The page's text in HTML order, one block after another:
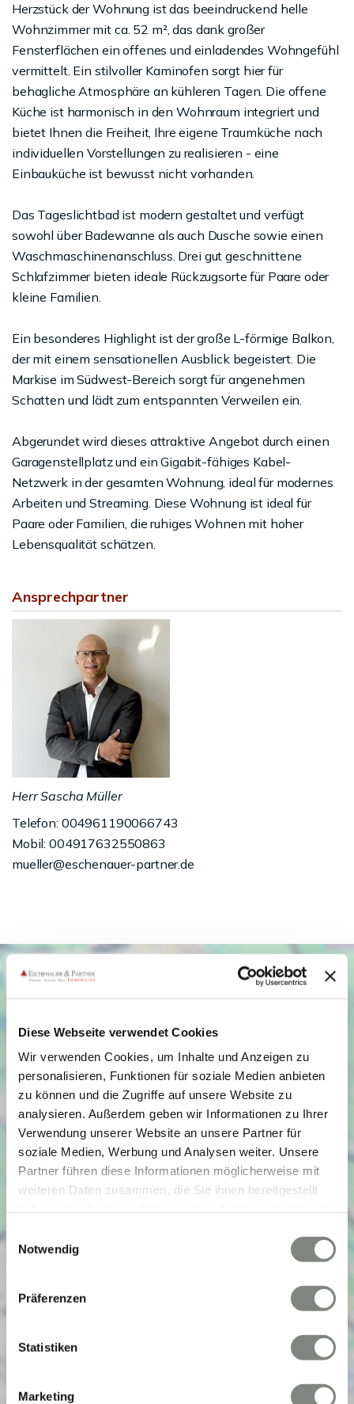
Diese Webseite verwendet Cookies
Wir verwenden Cookies, um Inhalte und Anzeigen zu
personalisieren, Funktionen für soziale Medien anbieten
zu können und die Zugriffe auf unsere Website zu
analysieren. Außerdem geben wir Informationen zu Ihrer
Verwendung unserer Website an unsere Partner für
soziale Medien, Werbung und Analysen weiter. Unsere
Partner führen diese Informationen möglicherweise mit
weiteren Daten zusammen, die Sie ihnen bereitgestellt
Cookies, wenn Sie unsere Webseite weiterhin nutzen.
Einwilligungsauswahl
Notwendig
Präferenzen
Statistiken
Marketing
Herzstück der Wohnung ist das beeindruckend helle
Wohnzimmer mit ca. 52 m², das dank großer
Fensterflächen ein offenes und einladendes Wohngefühl
vermittelt. Ein stilvoller Kaminofen sorgt hier für
behagliche Atmosphäre an kühleren Tagen. Die offene
Küche ist harmonisch in den Wohnraum integriert und
bietet Ihnen die Freiheit, Ihre eigene Traumküche nach
individuellen Vorstellungen zu realisieren - eine
Einbauküche ist bewusst nicht vorhanden.
Das Tageslichtbad ist modern gestaltet und verfügt
sowohl über Badewanne als auch Dusche sowie einen
Waschmaschinenanschluss. Drei gut geschnittene
Schlafzimmer bieten ideale Rückzugsorte für Paare oder
kleine Familien.
Ein besonderes Highlight ist der große L-förmige Balkon,
der mit einem sensationellen Ausblick begeistert. Die
Markise im Südwest-Bereich sorgt für angenehmen
Schatten und lädt zum entspannten Verweilen ein.
Abgerundet wird dieses attraktive Angebot durch einen
Garagenstellplatz und ein Gigabit-fähiges Kabel-
Netzwerk in der gesamten Wohnung, ideal für modernes
Arbeiten und Streaming. Diese Wohnung ist ideal für
Paare oder Familien, die ruhiges Wohnen mit hoher
Lebensqualität schätzen.
Ansprechpartner
Herr Sascha Müller
Telefon: 004961190066743
Mobil: 004917632550863
mueller@eschenauer-partner.de